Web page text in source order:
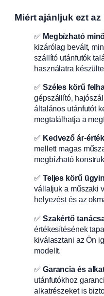
Miért ajánljuk ezt
✅ Megbízható
kizárólag bevált,
szállító utánfutók
használatra
✅ Széles körű
gépszállító,
általános utánfutót
megtalálhatja a
✅ Kedvező ár-
mellett magas
megbízható
✅ Teljes körű
vállaljuk a műszaki
helyezést és az
✅ Szakértő
értékesítésének
kiválasztani az Ön
modellt.
✅ Garancia és
utánfutókhoz
alkatrészeket is